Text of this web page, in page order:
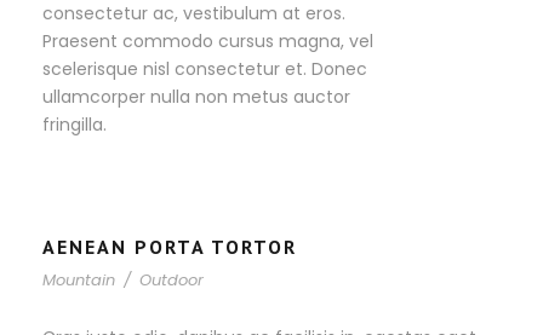
consectetur ac, vestibulum at eros.
Praesent commodo cursus magna, vel
scelerisque nisl consectetur et. Donec
ullamcorper nulla non metus auctor
fringilla.
AENEAN PORTA TORTOR
Mountain / Outdoor